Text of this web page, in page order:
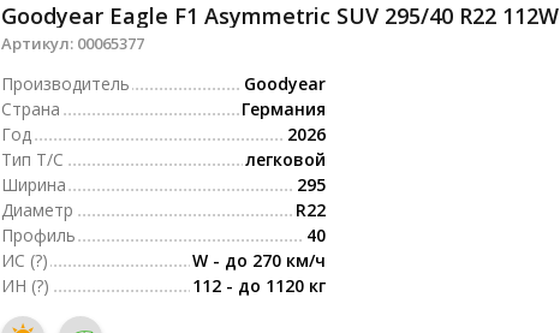
Goodyear Eagle F1 Asymmetric SUV 295/40 R22 112W
Артикул: 00065377
Производитель
Goodyear
Страна
Германия
Год
2026
Тип Т/С
легковой
Ширина
295
Диаметр
R22
Профиль
40
ИС (?)
W - до 270 км/ч
ИН (?) 112 - до 1120 кг